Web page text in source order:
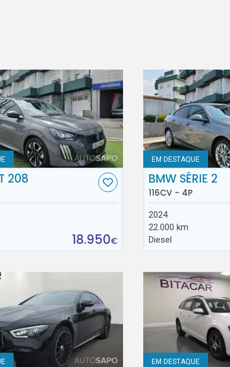
208
18.950€
EM DESTAQUE
BMW SÉRIE 2
116CV - 4P
2024
22.000 km
Diesel
EM DESTAQUE